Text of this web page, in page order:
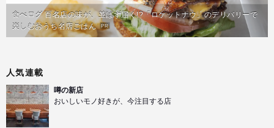
食べログ 百名店の味が、並ばず届く!?「ロケットナウ」のデリバリーで
楽しむおうち名店ごはん PR
人気連載
噂の新店
おいしいモノ好きが、今注目する店